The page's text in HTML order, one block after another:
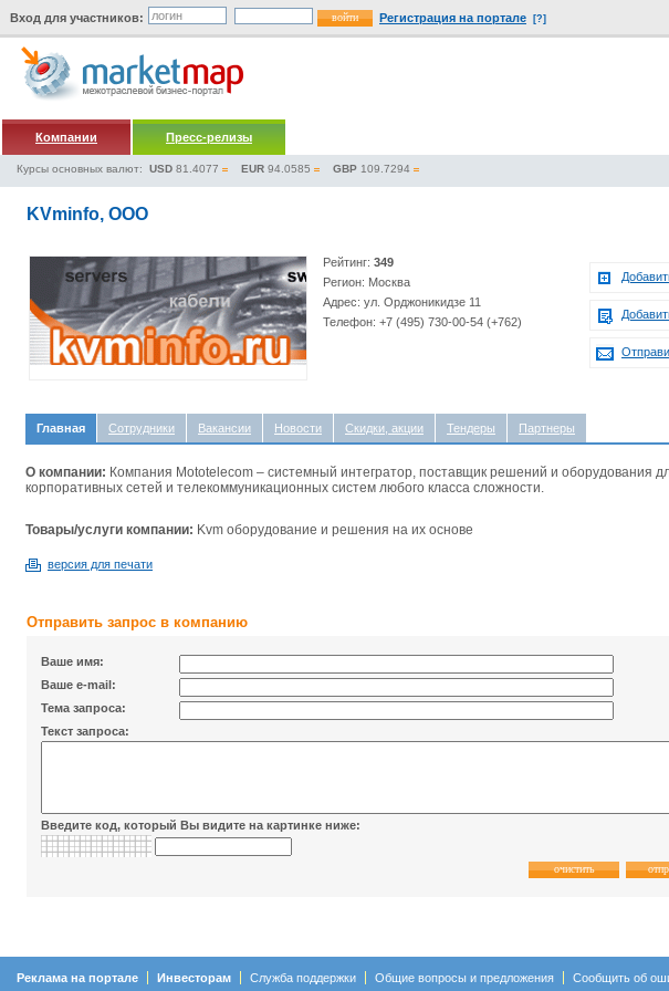
Вход для участников: Регистрация на портале [?]
Компании Пресс-релизы
Курсы основных валют: USD 81.4077 EUR 94.0585 GBP 109.7294
KVminfo, ООО
Рейтинг: 349
Регион: Москва
Адрес: ул. Орджоникидзе 11
Телефон: +7 (495) 730-00-54 (+762)
Главная Сотрудники Вакансии Новости Скидки, акции Тендеры Партнеры
О компании: Компания Mototelecom – системный интегратор, поставщик решений и оборудования
корпоративных сетей и телекоммуникационных систем любого класса сложности.
Товары/услуги компании: Kvm оборудование и решения на их основе
версия для печати
Отправить запрос в компанию
Ваше имя:
Ваше e-mail:
Тема запроса:
Текст запроса:
Введите код, который Вы видите на картинке ниже:
Реклама на портале Инвесторам Служба поддержки Общие вопросы и предложения Сообщить об